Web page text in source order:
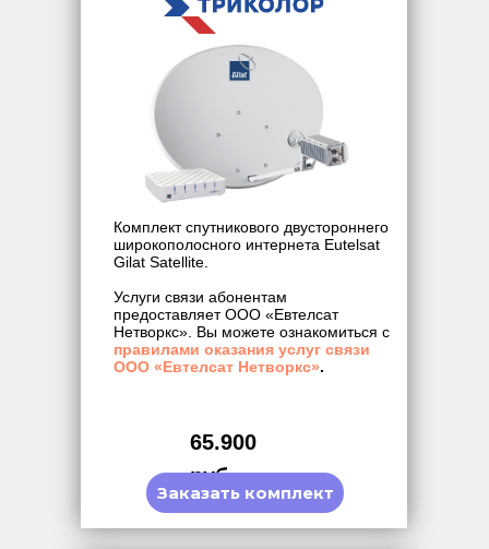
65.900
руб.
Комплект спутникового двустороннего
широкополосного интернета Eutelsat
Gilat Satellite.
Услуги связи абонентам
предоставляет ООО «Евтелсат
Нетворкс». Вы можете ознакомиться с
правилами оказания услуг связи
ООО «Евтелсат Нетворкс».
Заказать комплект